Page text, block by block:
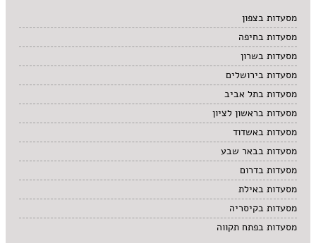
מרקים
מתוקים
סיני
סנדוויץ' בר
פאב
מסעדות בצפון
מסעדות בחיפה
מסעדות בשרון
מסעדות בירושלים
מסעדות בתל אביב
מסעדות בראשון לציון
מסעדות באשדוד
מסעדות בבאר שבע
מסעדות בדרום
מסעדות באילת
מסעדות בקיסריה
מסעדות בפתח תקווה